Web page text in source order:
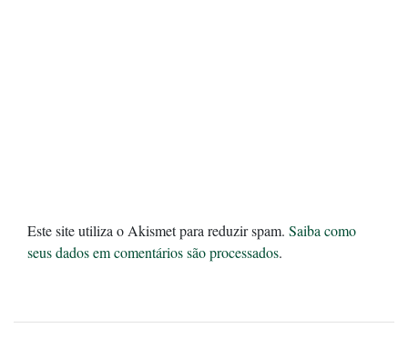
Este site utiliza o Akismet para reduzir spam. Saiba como
seus dados em comentários são processados.